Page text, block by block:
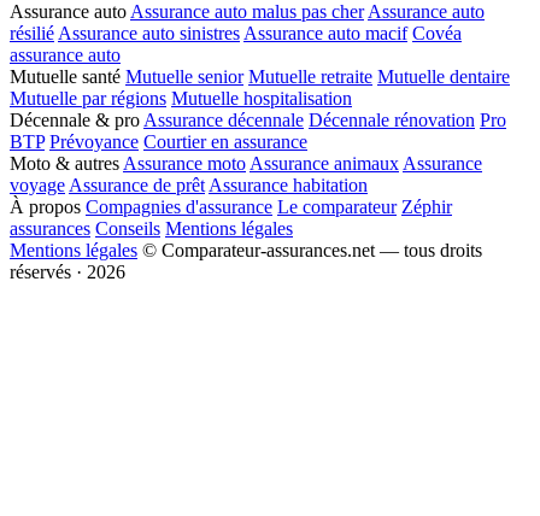
Assurance auto Assurance auto malus pas cher Assurance auto
résilié Assurance auto sinistres Assurance auto macif Covéa
assurance auto
Mutuelle santé Mutuelle senior Mutuelle retraite Mutuelle dentaire
Mutuelle par régions Mutuelle hospitalisation
Décennale & pro Assurance décennale Décennale rénovation Pro
BTP Prévoyance Courtier en assurance
Moto & autres Assurance moto Assurance animaux Assurance
voyage Assurance de prêt Assurance habitation
À propos Compagnies d'assurance Le comparateur Zéphir
assurances Conseils Mentions légales
Mentions légales © Comparateur-assurances.net — tous droits
réservés · 2026